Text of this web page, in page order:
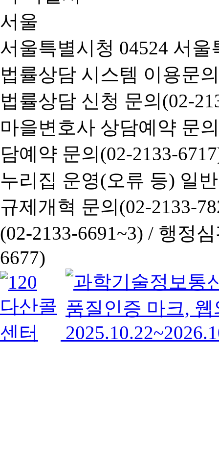
서울특별시청 04524 서
법률상담 시스템 이용문
법률상담 신청 문의(02-
마을변호사 상담예약 문
담예약 문의(02-2133-
누리집 운영(오류 등) 일
규제개혁 문의(02-2133-
(02-2133-6691~3) / 행정심
6677)